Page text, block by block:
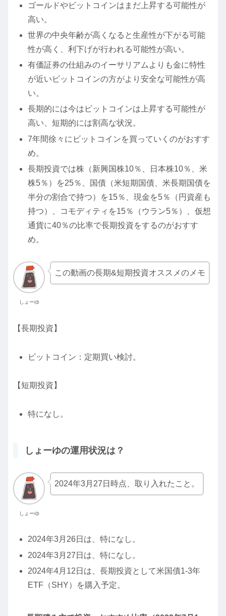
ゴールドやビットコインはまだ上昇する可能性が
高い。
世界の中央年齢が高くなると生産性が下がる可能
性が高く、利下げが行われる可能性が高い。
有価証券の仕組みのイーサリアムよりも金に特性
が近いビットコインの方がより安全な可能性が高
い。
長期的には今はビットコインは上昇する可能性が
高い、短期的には割高な状況。
7年間徐々にビットコインを買っていくのがおすす
め。
長期投資では株（新興国株10％、日本株10％、米
株5％）を25％、国債（米短期国債、米長期国債を
半分の割合で持つ）を15％、現金を5％（円資産も
持つ）、コモディティを15％（ウラン5％）、仮想
通貨に40％の比率で長期投資をするのがおすす
め。
しょーゆ
この動画の長期&短期投資オススメのメモ
【長期投資】
ビットコイン：定期買い検討。
【短期投資】
特になし。
しょーゆの運用状況は？
しょーゆ
2024年3月27日時点、取り入れたこと。
2024年3月26日は、特になし。
2024年3月27日は、特になし。
2024年4月12日は、長期投資として米国債1-3年
ETF（SHY）を購入予定。